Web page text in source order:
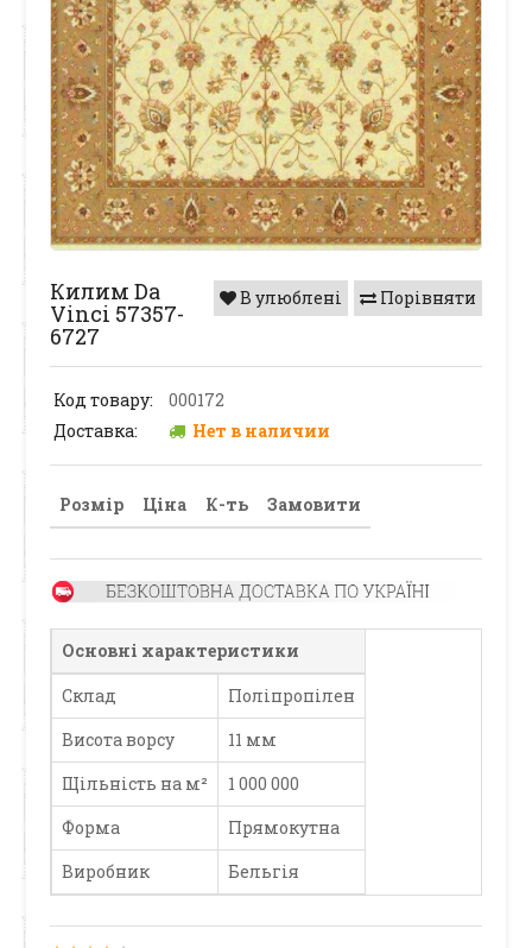
Порівняти
В улюблені
Килим Da
Vinci 57357-
6727
Код товару:
000172
Доставка:
Нет в наличии
Розмір Ціна К-ть Замовити
Основні характеристики
Склад
Поліпропілен
Висота ворсу
11 мм
Щільність на м²
1 000 000
Форма
Прямокутна
Виробник
Бельгія